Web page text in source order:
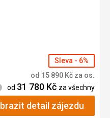
Sleva - 6%
od 15 890 Kč za os.
Informace
od 31 780 Kč za všechny
detail zájezdu